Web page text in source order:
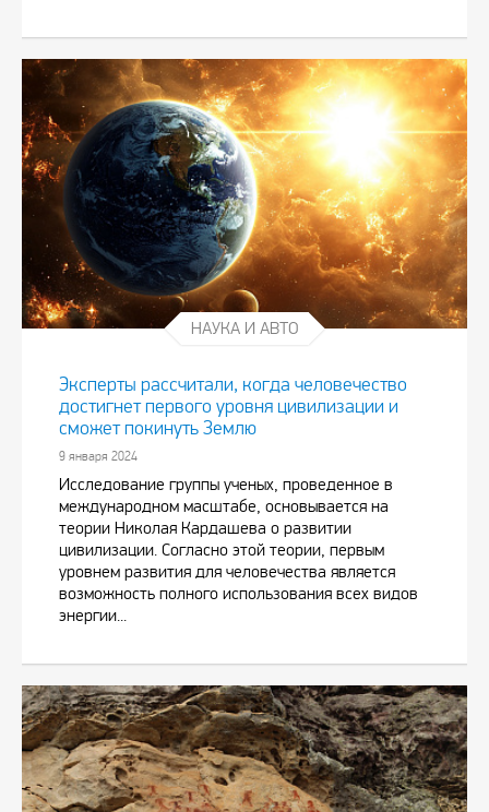
НАУКА И АВТО
Эксперты рассчитали, когда человечество
достигнет первого уровня цивилизации и
сможет покинуть Землю
9 января 2024
Исследование группы ученых, проведенное в
международном масштабе, основывается на
теории Николая Кардашева о развитии
цивилизации. Согласно этой теории, первым
уровнем развития для человечества является
возможность полного использования всех видов
энергии...